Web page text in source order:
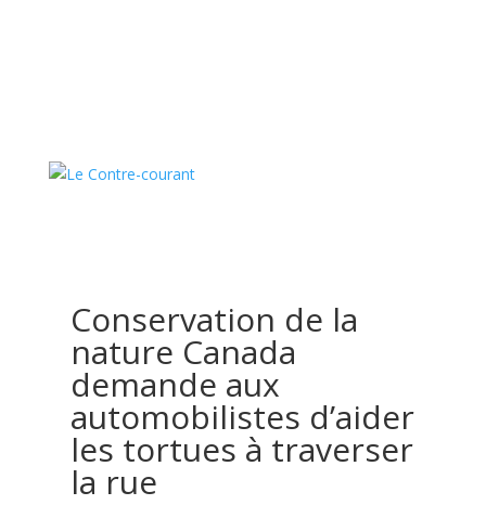
Conservation de la
nature Canada
demande aux
automobilistes d’aider
les tortues à traverser
la rue